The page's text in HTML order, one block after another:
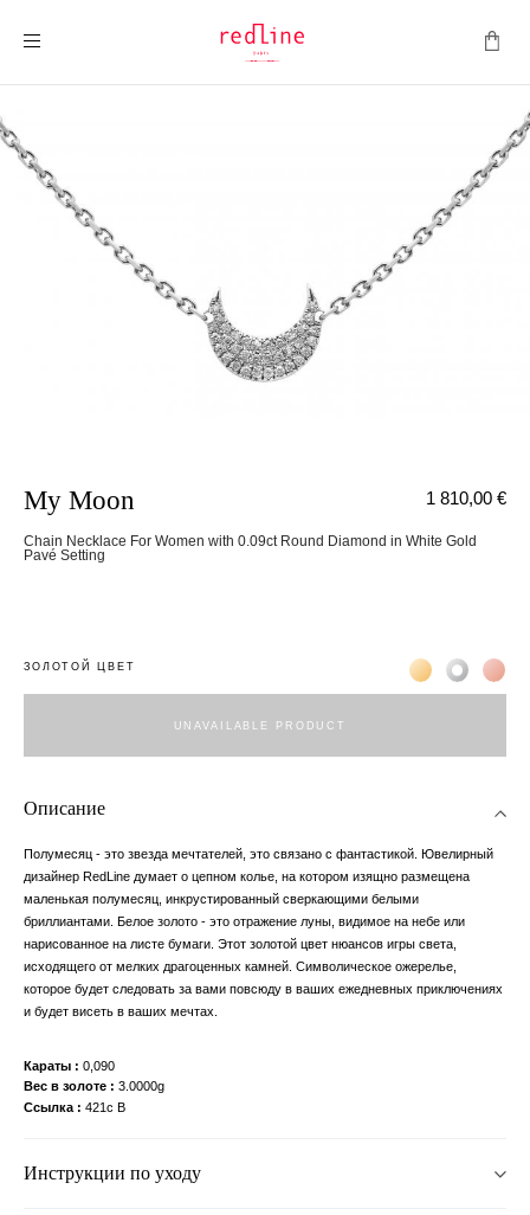
My Moon
Chain Necklace For Women with 0.09ct Round Diamond in White Gold
Pavé Setting
1 810,00 €
ЗОЛОТОЙ ЦВЕТ Жёлтое золото
Белое
UNAVAILABLE PRODUCT
Описание
Полумесяц - это звезда мечтателей, это связано с фантастикой. Ювелирный
дизайнер RedLine думает о цепном колье, на котором изящно размещена
маленькая полумесяц, инкрустированный сверкающими белыми
бриллиантами. Белое золото - это отражение луны, видимое на небе или
нарисованное на листе бумаги. Этот золотой цвет нюансов игры света,
исходящего от мелких драгоценных камней. Символическое ожерелье,
которое будет следовать за вами повсюду в ваших ежедневных приключениях
и будет висеть в ваших мечтах.
Караты
0,090
Вес в золоте
3.0000g
Ссылка
421c B
Инструкции по уходу